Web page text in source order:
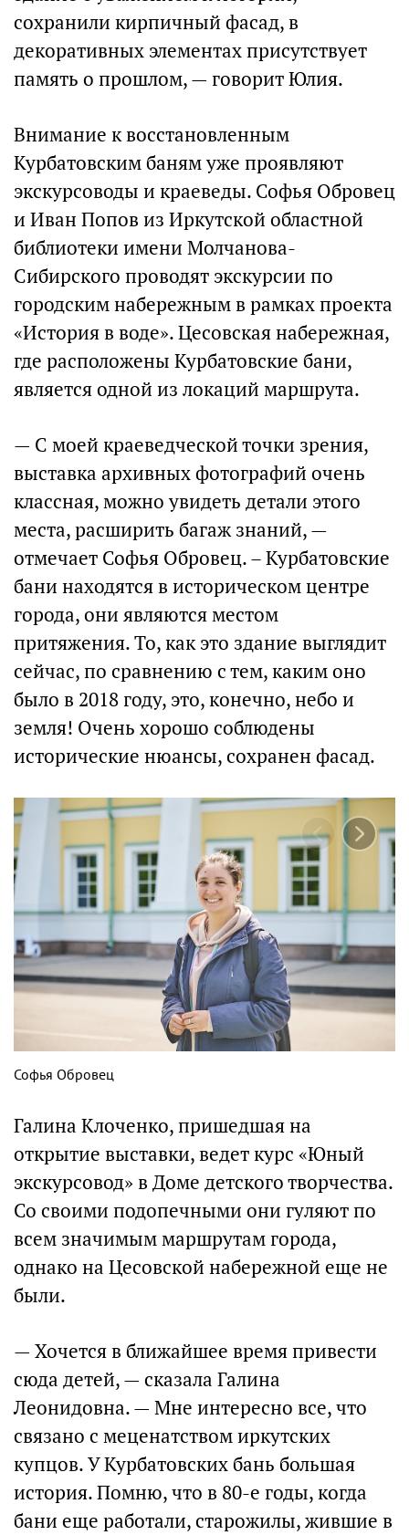
сохранили кирпичный фасад, в
декоративных элементах присутствует
память о прошлом, — говорит Юлия.
Внимание к восстановленным
Курбатовским баням уже проявляют
экскурсоводы и краеведы. Софья Обровец
и Иван Попов из Иркутской областной
библиотеки имени Молчанова-
Сибирского проводят экскурсии по
городским набережным в рамках проекта
«История в воде». Цесовская набережная,
где расположены Курбатовские бани,
является одной из локаций маршрута.
— С моей краеведческой точки зрения,
выставка архивных фотографий очень
классная, можно увидеть детали этого
места, расширить багаж знаний, —
отмечает Софья Обровец. – Курбатовские
бани находятся в историческом центре
города, они являются местом
притяжения. То, как это здание выглядит
сейчас, по сравнению с тем, каким оно
было в 2018 году, это, конечно, небо и
земля! Очень хорошо соблюдены
исторические нюансы, сохранен фасад.
Софья Обровец
Галина Клоченко, пришедшая на
открытие выставки, ведет курс «Юный
экскурсовод» в Доме детского творчества.
Со своими подопечными они гуляют по
всем значимым маршрутам города,
однако на Цесовской набережной еще не
были.
— Хочется в ближайшее время привести
сюда детей, — сказала Галина
Леонидовна. — Мне интересно все, что
связано с меценатством иркутских
купцов. У Курбатовских бань большая
история. Помню, что в 80-е годы, когда
бани еще работали, старожилы, жившие в